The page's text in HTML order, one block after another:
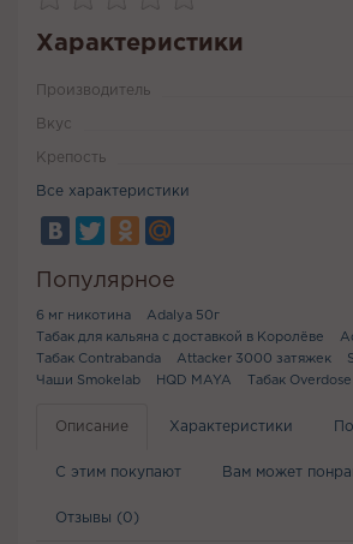
Характеристики
Производитель
Вкус
Крепость
Все характеристики
Популярное
6 мг никотина
Adalya 50г
Табак для кальяна с доставкой в Королёве
Табак Contrabanda
Attacker 3000 затяжек
Чаши Smokelab
HQD MAYA Табак Overdose
Описание Характеристики
С этим покупают Вам может
Отзывы (0)